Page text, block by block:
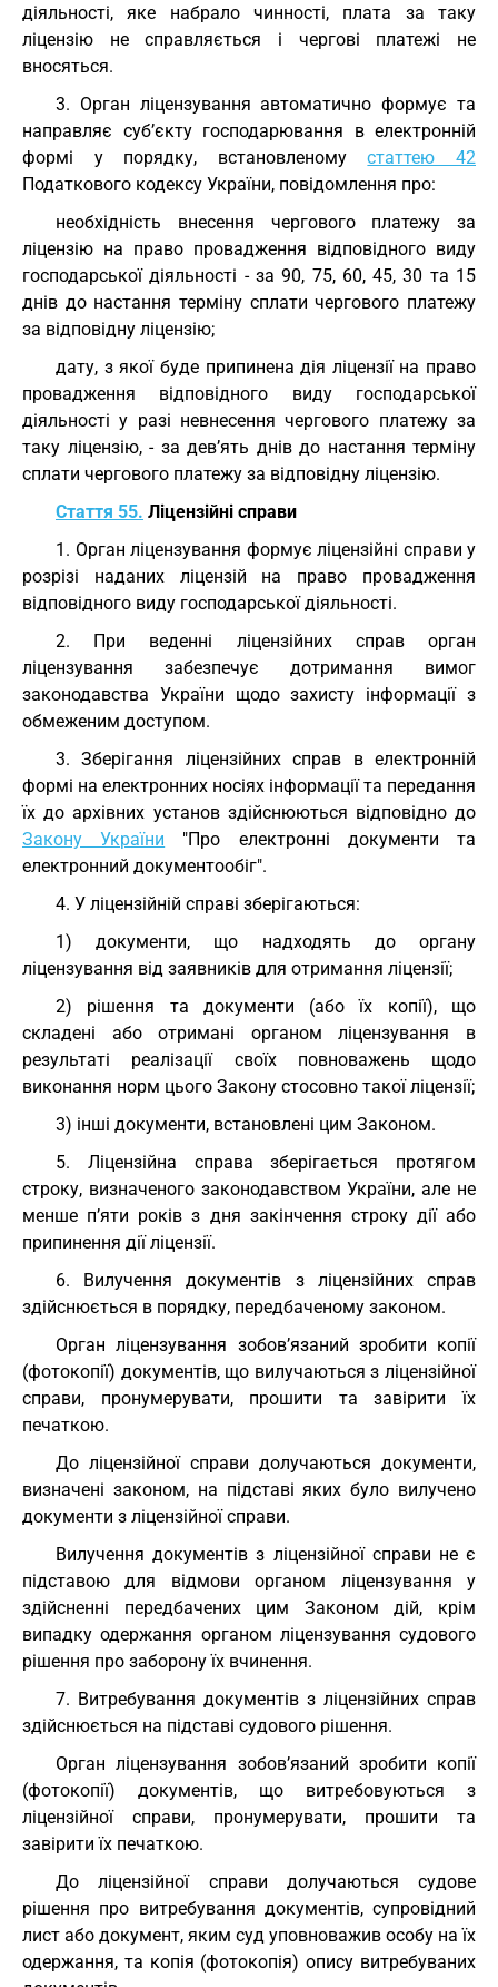
діяльності, яке набрало чинності, плата за таку
ліцензію не справляється і чергові платежі не
вносяться.
3. Орган ліцензування автоматично формує та
направляє суб’єкту господарювання в електронній
формі у порядку, встановленомустаттею 42
Податкового кодексу України, повідомлення про:
необхідність внесення чергового платежу за
ліцензію на право провадження відповідного виду
господарської діяльності - за 90, 75, 60, 45, 30 та 15
днів до настання терміну сплати чергового платежу
за відповідну ліцензію;
дату, з якої буде припинена дія ліцензії на право
провадження відповідного виду господарської
діяльності у разі невнесення чергового платежу за
таку ліцензію, - за дев’ять днів до настання терміну
сплати чергового платежу за відповідну ліцензію.
Стаття 55. Ліцензійні справи
1. Орган ліцензування формує ліцензійні справи у
розрізі наданих ліцензій на право провадження
відповідного виду господарської діяльності.
2. При веденні ліцензійних справ орган
ліцензування забезпечує дотримання вимог
законодавства України щодо захисту інформації з
обмеженим доступом.
3. Зберігання ліцензійних справ в електронній
формі на електронних носіях інформації та передання
їх до архівних установ здійснюються відповідно до
Закону України "Про електронні документи та
електронний документообіг".
4. У ліцензійній справі зберігаються:
1) документи, що надходять до органу
ліцензування від заявників для отримання ліцензії;
2) рішення та документи (або їх копії), що
складені або отримані органом ліцензування в
результаті реалізації своїх повноважень щодо
виконання норм цього Закону стосовно такої ліцензії;
3) інші документи, встановлені цим Законом.
5. Ліцензійна справа зберігається протягом
строку, визначеного законодавством України, але не
менше п’яти років з дня закінчення строку дії або
припинення дії ліцензії.
6. Вилучення документів з ліцензійних справ
здійснюється в порядку, передбаченому законом.
Орган ліцензування зобов’язаний зробити копії
(фотокопії) документів, що вилучаються з ліцензійної
справи, пронумерувати, прошити та завірити їх
печаткою.
До ліцензійної справи долучаються документи,
визначені законом, на підставі яких було вилучено
документи з ліцензійної справи.
Вилучення документів з ліцензійної справи не є
підставою для відмови органом ліцензування у
здійсненні передбачених цим Законом дій, крім
випадку одержання органом ліцензування судового
рішення про заборону їх вчинення.
7. Витребування документів з ліцензійних справ
здійснюється на підставі судового рішення.
Орган ліцензування зобов’язаний зробити копії
(фотокопії) документів, що витребовуються з
ліцензійної справи, пронумерувати, прошити та
завірити їх печаткою.
До ліцензійної справи долучаються судове
рішення про витребування документів, супровідний
лист або документ, яким суд уповноважив особу на їх
одержання, та копія (фотокопія) опису витребуваних